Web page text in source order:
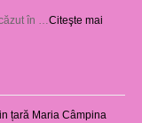
în …Citeşte mai
țară Maria Câmpina